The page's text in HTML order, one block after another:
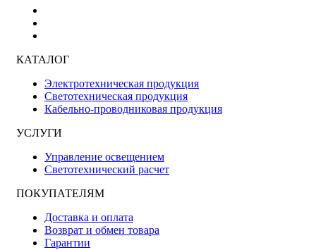
КАТАЛОГ
Электротехническая продукция
Светотехническая продукция
Кабельно-проводниковая продукция
УСЛУГИ
Управление освещением
Светотехнический расчет
ПОКУПАТЕЛЯМ
Доставка и оплата
Возврат и обмен товара
Гарантии